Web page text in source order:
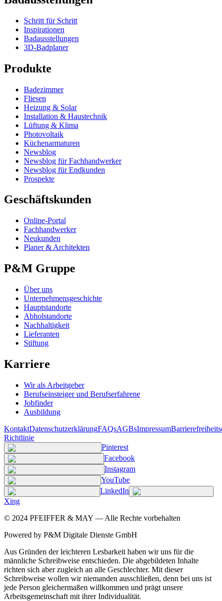
Schritt für Schritt
Inspirationen
Badausstellungen
3D-Badplaner
Produkte
Badezimmer
Fliesen
Heizung & Solar
Installation & Haustechnik
Lüftung & Klima
Photovoltaik
Küchenarmaturen
Newsblog
Newsblog für Fachhandwerker
Newsblog für Endkunden
Prospekte
Geschäftskunden
Online-Portal
Fachhandwerker
Neukunden
Planer & Architekten
P&M Gruppe
Über uns
Unternehmensgeschichte
Hauptstandorte
Abholstandorte
Nachhaltigkeit
Lieferanten
Stiftung
Karriere
Wir als Arbeitgeber
Berufseinsteiger und Berufserfahrene
Jobfinder
Ausbildung
KontaktDatenschutzerklärungFAQsAGBsImpressum
Richtlinie
Pinterest
Facebook
Instagram
YouTube
LinkedIn
Xing
© 2024 PFEIFFER & MAY — Alle Rechte vorbehalten
Powered by P&M Digitale Dienste GmbH
Aus Gründen der leichteren Lesbarkeit haben wir uns für die
männliche Schreibweise entschieden. Die abgebildeten Inhalte
richten sich aber zugleich an alle Geschlechter. Mit dieser
Schreibweise wollen wir niemanden ausschließen, denn bei uns ist
jede Person gleichermaßen willkommen und prägt unsere
Arbeitsgemeinschaft mit ihrer Individualität.